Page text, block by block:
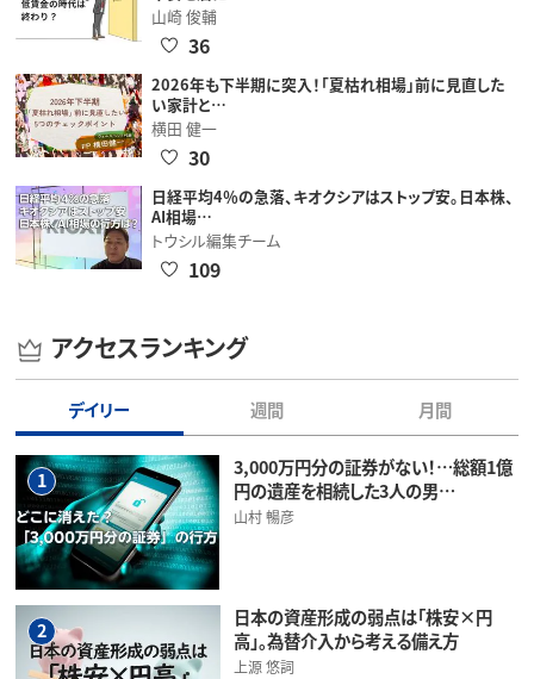
山崎 俊輔
36
2026年も下半期に突入！「夏枯れ相場」前に見直した
い家計と…
横田 健一
30
日経平均4％の急落、キオクシアはストップ安。日本株、
AI相場…
トウシル編集チーム
109
アクセスランキング
デイリー 週間 月間
1
3,000万円分の証券がない！…総額1億
円の遺産を相続した3人の男…
山村 暢彦
2
日本の資産形成の弱点は「株安×円
高」。為替介入から考える備え方
上源 悠詞